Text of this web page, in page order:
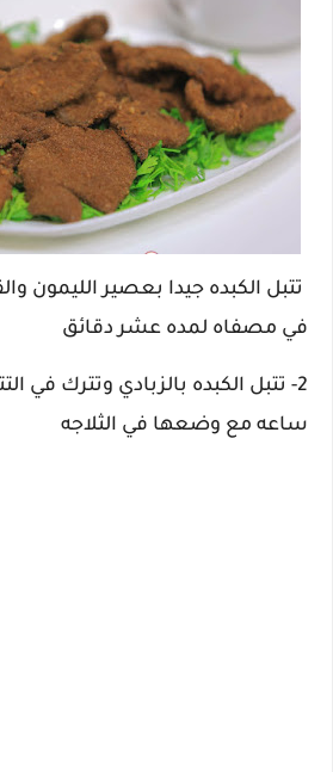
تتبل الكبده جيدا بعصير الليمون
في مصفاه لمده عشر دقائق
2- تتبل الكبده بالزبادي وتترك في
ساعه مع وضعها في الثلاجه